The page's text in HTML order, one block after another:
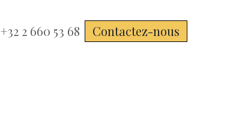
+32 2 660 53 68 Contactez-nous